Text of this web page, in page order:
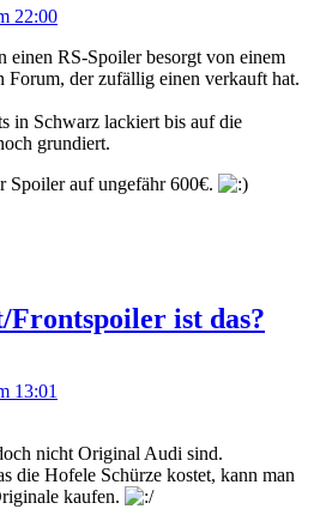
22:00
einen RS-Spoiler besorgt von einem
Forum, der zufällig einen verkauft hat.
in Schwarz lackiert bis auf die
grundiert.
Spoiler auf ungefähr 600€.
Frontspoiler ist das?
13:01
nicht Original Audi sind.
die Hofele Schürze kostet, kann man
kaufen.